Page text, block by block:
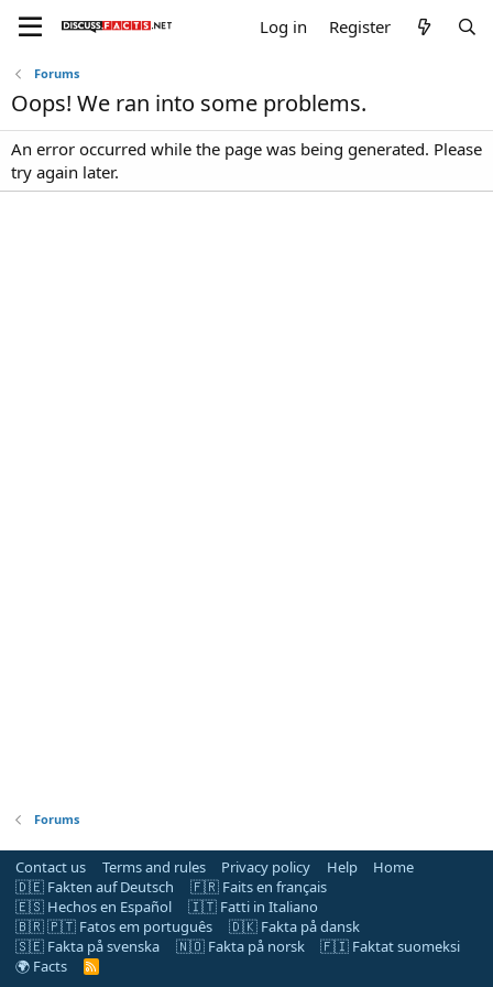
Log in Register
Forums
Oops! We ran into some problems.
An error occurred while the page was being generated. Please
try again later.
Forums
Contact us Terms and rules Privacy policy Help
Home
🇩🇪 Fakten auf Deutsch
🇫🇷 Faits en français
🇪🇸 Hechos en Español
🇮🇹 Fatti in Italiano
🇧🇷 🇵🇹 Fatos em português
🇩🇰 Fakta på dansk
🇸🇪 Fakta på svenska
🇳🇴 Fakta på norsk
🇫🇮 Faktat suomeksi
🌍 Facts
R